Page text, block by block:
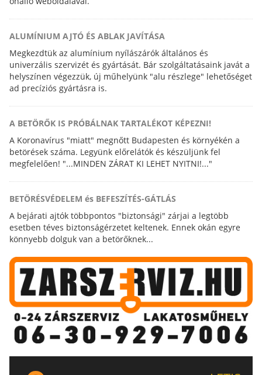
ALUMÍNIUM AJTÓ ÉS ABLAK JAVÍTÁSA
Megkezdtük az alumínium nyílászárók általános és
univerzális szervizét és gyártását. Bár szolgáltatásaink javát a
helyszínen végezzük, új műhelyünk "alu részlege" lehetőséget
ad precíziós gyártásra is.
A BETÖRŐK IS PRÓBÁLNAK TARTALÉKOT KÉPEZNI!
A Koronavírus "miatt" megnőtt Budapesten és környékén a
betörések száma. Legyünk előrelátók és készüljünk fel
megfelelően! "...MINDEN ZÁRAT KI LEHET NYITNI!..."
BETÖRÉSVÉDELEM és BEFESZÍTÉS-GÁTLÁS
A bejárati ajtók többpontos "biztonsági" zárjai a legtöbb
esetben téves biztonságérzetet keltenek. Ennek okán egyre
könnyebb dolguk van a betörőknek...